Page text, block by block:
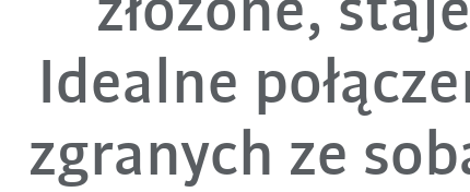
złożone,
Idealne
zgranych ze